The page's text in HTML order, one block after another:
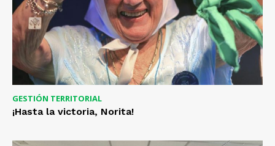
GESTIÓN TERRITORIAL
¡Hasta la victoria, Norita!